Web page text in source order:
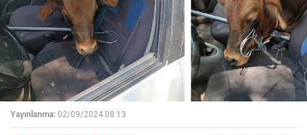
Yayınlanma: 02/09/2024 08:13